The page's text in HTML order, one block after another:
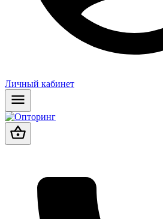
Личный кабинет